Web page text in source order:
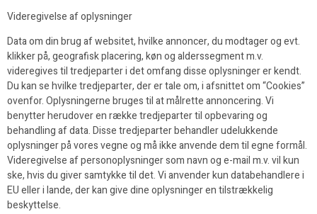
Videregivelse af oplysninger
Data om din brug af websitet, hvilke annoncer, du modtager og evt.
klikker på, geografisk placering, køn og alderssegment m.v.
videregives til tredjeparter i det omfang disse oplysninger er kendt.
Du kan se hvilke tredjeparter, der er tale om, i afsnittet om “Cookies”
ovenfor. Oplysningerne bruges til at målrette annoncering. Vi
benytter herudover en række tredjeparter til opbevaring og
behandling af data. Disse tredjeparter behandler udelukkende
oplysninger på vores vegne og må ikke anvende dem til egne formål.
Videregivelse af personoplysninger som navn og e-mail m.v. vil kun
ske, hvis du giver samtykke til det. Vi anvender kun databehandlere i
EU eller i lande, der kan give dine oplysninger en tilstrækkelig
beskyttelse.